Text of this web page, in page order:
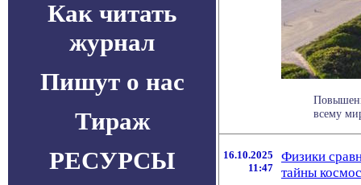
Как читать
журнал
Пишут о нас
Тираж
РЕСУРСЫ
всему
16.10.2025
11:47
Физики
тайны